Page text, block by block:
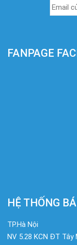
FANPAGE
HỆ THỐNG
TP.Hà Nội
NV 5.28 KCN ĐT Tây